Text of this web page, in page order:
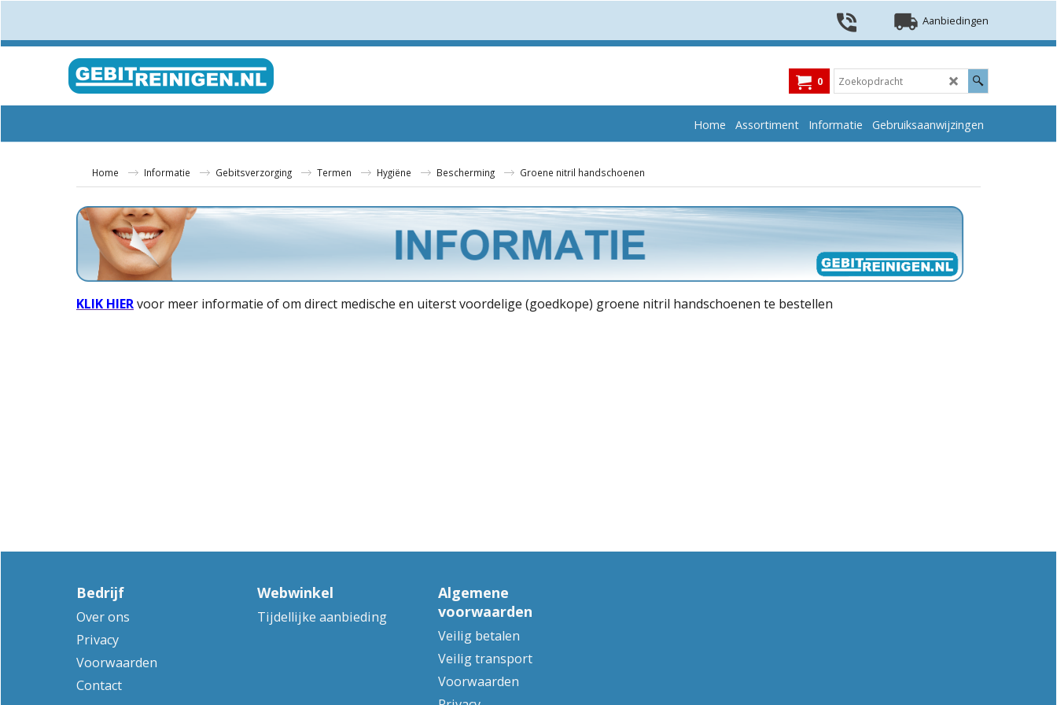
Aanbiedingen
0
Home Assortiment Informatie Gebruiksaanwijzingen
Home Informatie Gebitsverzorging Termen Hygiëne Bescherming Groene nitril handschoenen
KLIK HIERvoor meer informatie of om direct medische en uiterst voordelige (goedkope) groene nitril handschoenen te bestellen
Bedrijf
Over ons
Privacy
Voorwaarden
Contact
Webwinkel
Tijdellijke aanbieding
Algemene
voorwaarden
Veilig betalen
Veilig transport
Voorwaarden